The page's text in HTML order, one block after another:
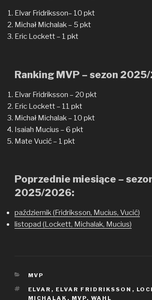
Elvar Fridriksson– 10 pkt
Michał Michalak – 5 pkt
Eric Lockett – 1 pkt
Ranking MVP – sezon
Elvar Fridriksson – 20 pkt
Eric Lockett – 11 pkt
Michał Michalak – 10 pkt
Isaiah Mucius – 6 pkt
Mate Vucić – 1 pkt
Poprzednie miesiące –
2025/2026:
październik (Fridriksson, Mucius, Vucić)
listopad (Lockett, Michalak, Mucius)
KATEGORIE
MVP
TAGI
ELVAR , ELVAR FRIDRIKSSON ,
MICHALAK , MVP, WAHL